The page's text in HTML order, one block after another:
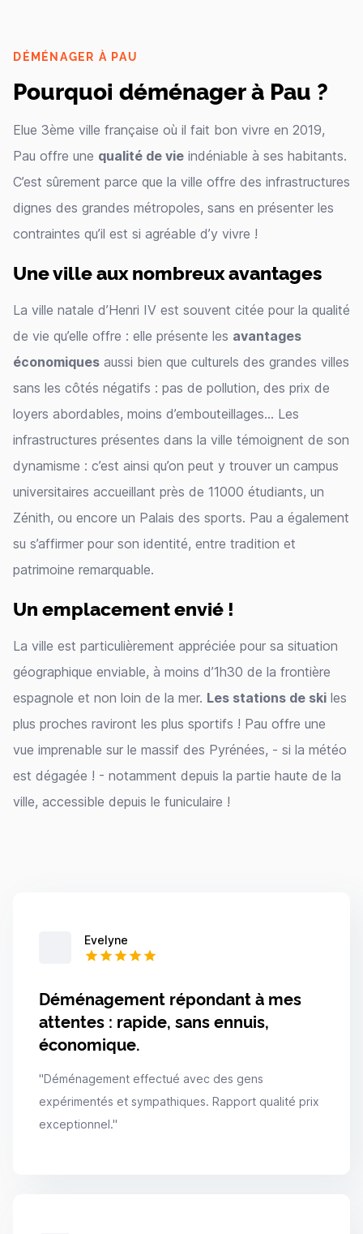
DÉMÉNAGER À PAU
Pourquoi déménager à Pau ?
Elue 3ème ville française où il fait bon vivre en 2019,
Pau offre une qualité de vie indéniable à ses habitants.
C’est sûrement parce que la ville offre des infrastructures
dignes des grandes métropoles, sans en présenter les
contraintes qu’il est si agréable d’y vivre !
Une ville aux nombreux avantages
La ville natale d’Henri IV est souvent citée pour la qualité
de vie qu’elle offre : elle présente les avantages
économiques aussi bien que culturels des grandes villes
sans les côtés négatifs : pas de pollution, des prix de
loyers abordables, moins d’embouteillages... Les
infrastructures présentes dans la ville témoignent de son
dynamisme : c’est ainsi qu’on peut y trouver un campus
universitaires accueillant près de 11000 étudiants, un
Zénith, ou encore un Palais des sports. Pau a également
su s’affirmer pour son identité, entre tradition et
patrimoine remarquable.
Un emplacement envié !
La ville est particulièrement appréciée pour sa situation
géographique enviable, à moins d’1h30 de la frontière
espagnole et non loin de la mer. Les stations de ski les
plus proches raviront les plus sportifs ! Pau offre une
vue imprenable sur le massif des Pyrénées, - si la météo
est dégagée ! - notamment depuis la partie haute de la
ville, accessible depuis le funiculaire !
Evelyne
Déménagement répondant à mes
attentes : rapide, sans ennuis,
économique.
"Déménagement effectué avec des gens
expérimentés et sympathiques. Rapport qualité prix
exceptionnel."